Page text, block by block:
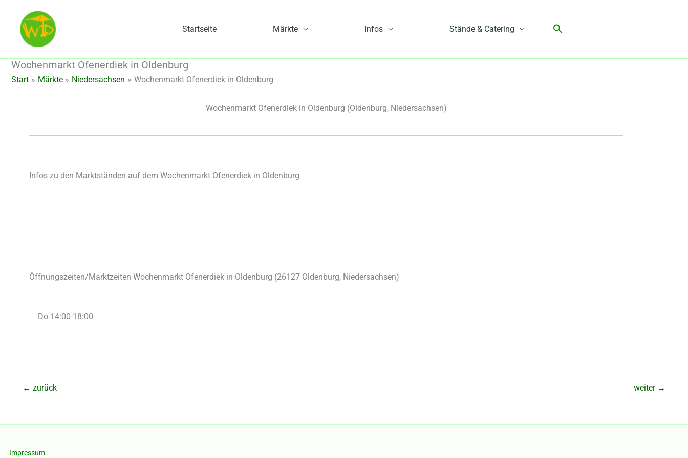
springen
Startseite Märkte Infos Stände & Catering
Wochenmarkt Ofenerdiek in Oldenburg
Start Märkte Niedersachsen Wochenmarkt Ofenerdiek in Oldenburg
Wochenmarkt Ofenerdiek in Oldenburg (Oldenburg, Niedersachsen)
Infos zu den Marktständen auf dem Wochenmarkt Ofenerdiek in Oldenburg
Öffnungszeiten/Marktzeiten Wochenmarkt Ofenerdiek in Oldenburg (26127 Oldenburg, Niedersachsen)
Do 14:00-18:00
← zurück weiter →
Impressum